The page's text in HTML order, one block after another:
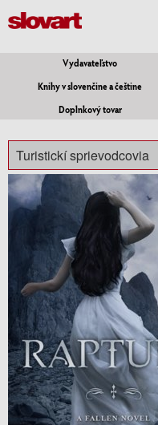
Vydavateľstvo
Knihy v slovenčine a češtine
Doplnkový tovar